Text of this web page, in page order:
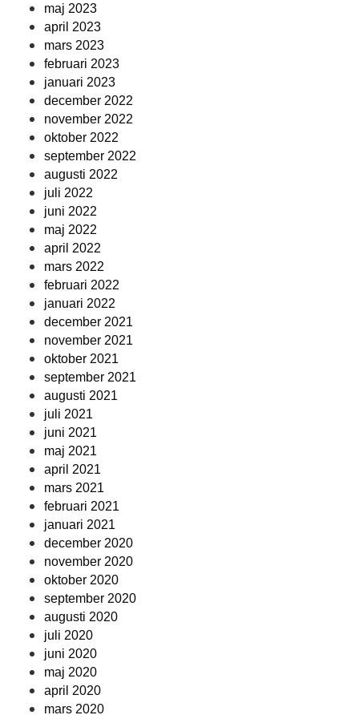
maj 2023
april 2023
mars 2023
februari 2023
januari 2023
december 2022
november 2022
oktober 2022
september 2022
augusti 2022
juli 2022
juni 2022
maj 2022
april 2022
mars 2022
februari 2022
januari 2022
december 2021
november 2021
oktober 2021
september 2021
augusti 2021
juli 2021
juni 2021
maj 2021
april 2021
mars 2021
februari 2021
januari 2021
december 2020
november 2020
oktober 2020
september 2020
augusti 2020
juli 2020
juni 2020
maj 2020
april 2020
mars 2020